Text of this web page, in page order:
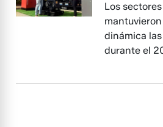
Los
dinámica
durante el